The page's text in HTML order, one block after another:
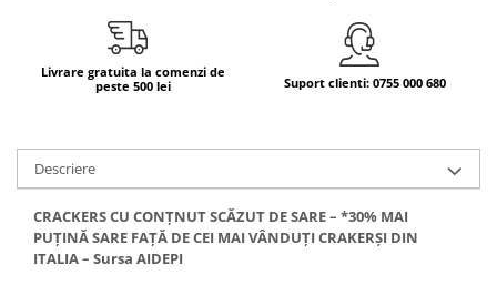
Produse de patiserie
Livrare gratuita la comenzi de
peste 500 lei
Suport clienti: 0755 000 680
Descriere
CRACKERS CU CONȚNUT SCĂZUT DE SARE – *30% MAI
PUȚINĂ SARE FAȚĂ DE CEI MAI VÂNDUȚI CRAKERȘI DIN
ITALIA – Sursa AIDEPI